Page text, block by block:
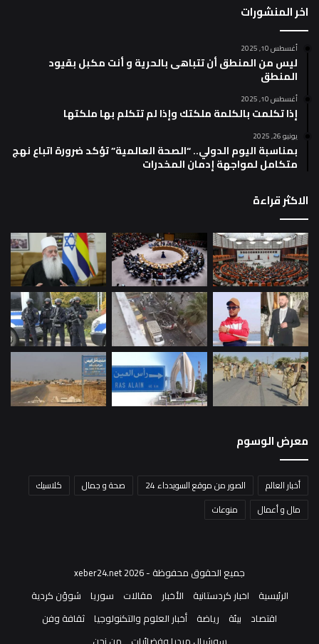
اخر المنشورات
أغسطس 10, 2025
ليس من المنطق أن تتباهى بالحرية و أنت مكبل بقيود
المنطق
أغسطس 10, 2025
إذا تكلمت بالكلمة ملكتك وإذا لم تتكلم بها ملكتها
يونيو 26, 2025
بمناسبة اليوم الدولي.. “الصحة العالمية” تؤكد ضرورة اتباع نهج
متكامل لمواجهة إدمان المخدرات
الاكثر قراءة
معرض الوسوم
أخبار العالم الصور من موقع السويدداء 24 صحة و جمال
كلاسيك
مال و أعمال
منوعات
جميع الحقوق محفوظة - xeber24.net 2026
الرئيسية
اخبار كردستانية الأخبار مقالات سوريا
شوؤن كردية
اقتصاد
بيئة رياضة أخبار العلوم والتكنولوجيا ثقافة وفن